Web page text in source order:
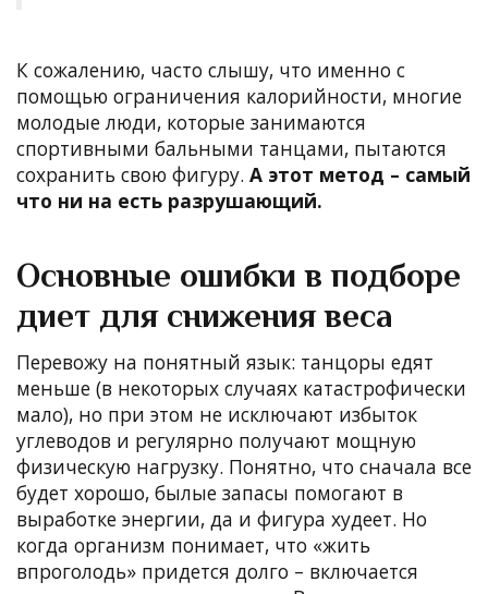
К сожалению, часто слышу, что именно с
помощью ограничения калорийности, многие
молодые люди, которые занимаются
спортивными бальными танцами, пытаются
сохранить свою фигуру. А этот метод – самый
что ни на есть разрушающий.
Основные ошибки в подборе
диет для снижения веса
Перевожу на понятный язык: танцоры едят
меньше (в некоторых случаях катастрофически
мало), но при этом не исключают избыток
углеводов и регулярно получают мощную
физическую нагрузку. Понятно, что сначала все
будет хорошо, былые запасы помогают в
выработке энергии, да и фигура худеет. Но
когда организм понимает, что «жить
впроголодь» придется долго – включается